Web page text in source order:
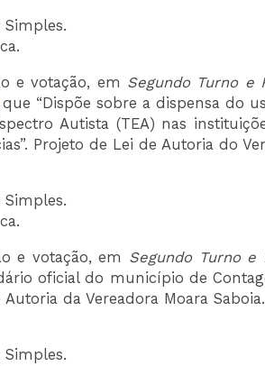
e votação, em Segundo Turno e
que “Dispõe sobre a dispensa do
Autista (TEA) nas
Projeto de Lei de Autoria do
e votação, em Segundo Turno e
oficial do município de
da Vereadora Moara Saboia.